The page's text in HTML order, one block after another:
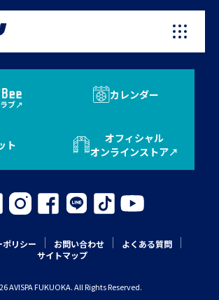
ブ
カレンダー
ト
オフィシャル
オンラインストア
ポリシー お問い合わせ
よくある質問
サイトマップ
AVISPA FUKUOKA. All Rights Reserved.